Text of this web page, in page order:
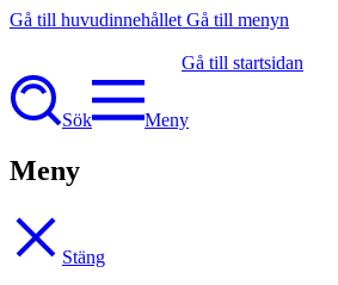
Gå till huvudinnehållet Gå till menyn
Gå till startsidan
Sök Meny
Meny
Stäng